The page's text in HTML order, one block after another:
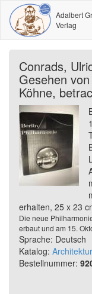
Adalbert
Verlag
Conrads,
Gesehen
Köhne,
erhalten, 25 x 23
Die neue
erbaut und am 15.
Sprache: Deutsch
Katalog: Architektur
Bestellnummer: